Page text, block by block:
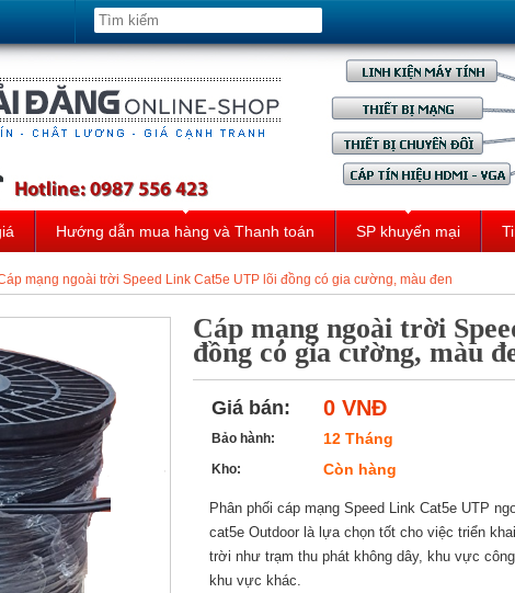
Hướng dẫn mua hàng và Thanh toán SP khuyến mại
mạng ngoài trời Speed Link Cat5e UTP lõi đồng có gia cường, màu đen
Cáp mạng ngoài trời
đồng có gia cường, màu
Giá bán: 0 VNĐ
Bảo hành: 12 Tháng
Kho: Còn hàng
Phân phối cáp mạng Speed ​​Link Cat5e UTP
cat5e Outdoor là lựa chọn tốt cho việc triển
trời như trạm thu phát không dây, khu vực
khu vực khác.